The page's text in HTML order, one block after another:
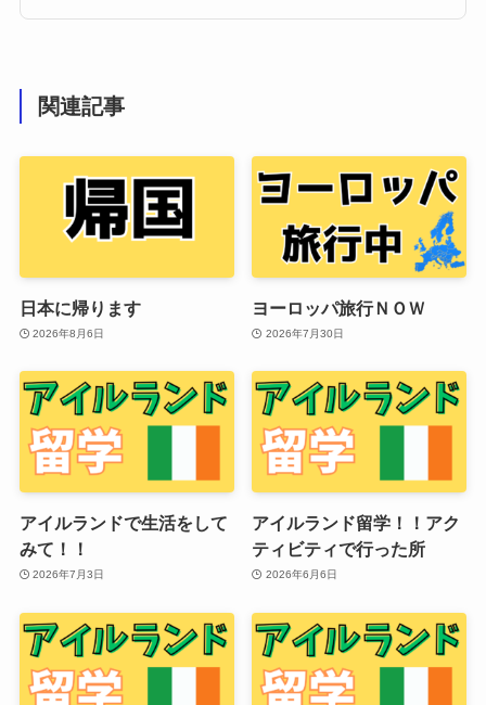
関連記事
日本に帰ります
2026年8月6日
ヨーロッパ旅行ＮＯＷ
2026年7月30日
アイルランドで生活をして
みて！！
2026年7月3日
アイルランド留学！！アク
ティビティで行った所
2026年6月6日